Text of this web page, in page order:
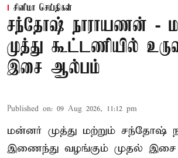
சினிமா செய்திகள்
சந்தோஷ் நாராயணன் -
முத்து கூட்டணியில்
இசை ஆல்பம்
Published on: 09 Aug 2026, 11:12 pm
மன்னர் முத்து மற்றும் சந்தோஷ்
இணைந்து வழங்கும் முதல் இசை